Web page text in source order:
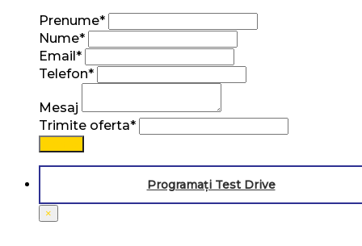
Prenume*
Nume*
Email*
Telefon*
Mesaj
Trimite oferta*
Programați Test Drive
×